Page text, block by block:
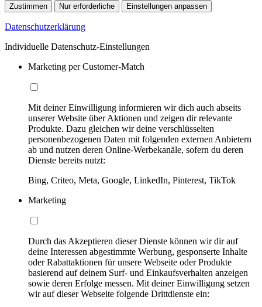
Zustimmen Nur erforderliche Einstellungen anpassen
Datenschutzerklärung
Individuelle Datenschutz-Einstellungen
Marketing per Customer-Match
Mit deiner Einwilligung informieren wir dich auch abseits
unserer Website über Aktionen und zeigen dir relevante
Produkte. Dazu gleichen wir deine verschlüsselten
personenbezogenen Daten mit folgenden externen Anbietern
ab und nutzen deren Online-Werbekanäle, sofern du deren
Dienste bereits nutzt:
Bing, Criteo, Meta, Google, LinkedIn, Pinterest, TikTok
Marketing
Durch das Akzeptieren dieser Dienste können wir dir auf
deine Interessen abgestimmte Werbung, gesponserte Inhalte
oder Rabattaktionen für unsere Webseite oder Produkte
basierend auf deinem Surf- und Einkaufsverhalten anzeigen
sowie deren Erfolge messen. Mit deiner Einwilligung setzen
wir auf dieser Webseite folgende Drittdienste ein: